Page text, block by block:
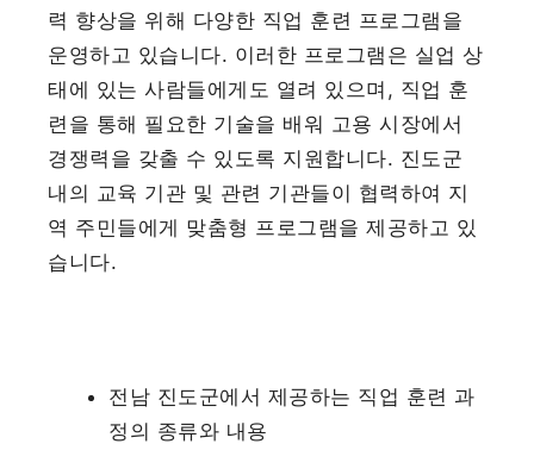
력 향상을 위해 다양한 직업 훈련 프로그램을
운영하고 있습니다. 이러한 프로그램은 실업 상
태에 있는 사람들에게도 열려 있으며, 직업 훈
련을 통해 필요한 기술을 배워 고용 시장에서
경쟁력을 갖출 수 있도록 지원합니다. 진도군
내의 교육 기관 및 관련 기관들이 협력하여 지
역 주민들에게 맞춤형 프로그램을 제공하고 있
습니다.
전남 진도군에서 제공하는 직업 훈련 과
정의 종류와 내용